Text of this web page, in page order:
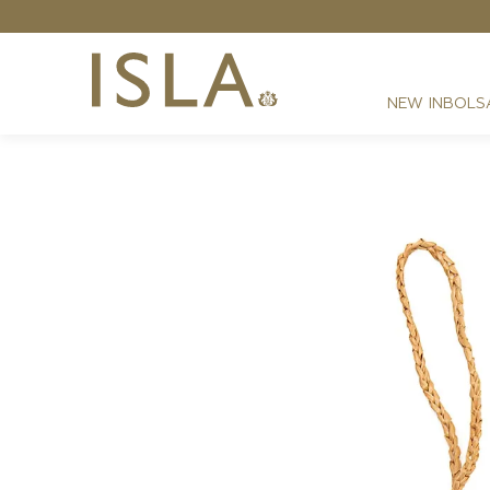
NEW IN
DIA A DIA
NOITE